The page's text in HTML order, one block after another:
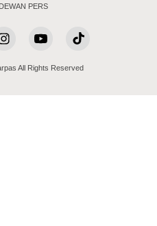
PERS
All Rights Reserved